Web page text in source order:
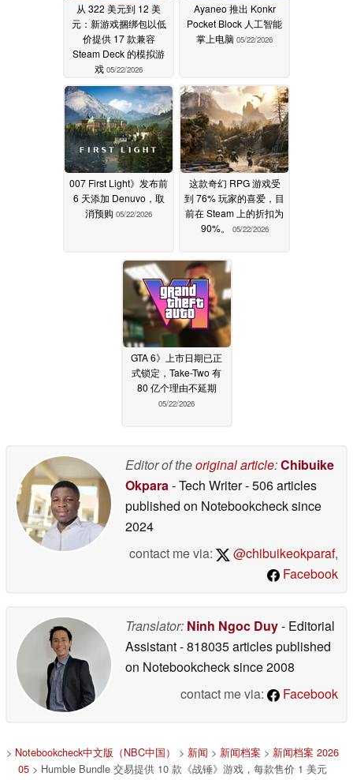
从 322 美元到 12 美
元：新游戏捆绑包以低
价提供 17 款兼容
Steam Deck 的模拟游
戏 05/22/2026
Ayaneo 推出 Konkr
Pocket Block 人工智能
掌上电脑 05/22/2026
007 First Light》发布前
6 天添加 Denuvo，取
消预购 05/22/2026
这款奇幻 RPG 游戏受
到 76% 玩家的喜爱，目
前在 Steam 上的折扣为
90%。
05/22/2026
GTA 6》上市日期已正
式锁定，Take-Two 有
80 亿个理由不延期
05/22/2026
Editor of theoriginal article:Chibuike
Okpara- Tech Writer- 506 articles
published on Notebookchecksince
2024
contact me via:
@chibuikeokparaf,
Facebook
Translator: Ninh Ngoc Duy- Editorial
Assistant- 818035 articles published
on Notebookchecksince 2008
contact me via:
Facebook
> Notebookcheck中文版（NBC中国） > 新闻 > 新闻档案 > 新闻档案 2026
05 > Humble Bundle 交易提供 10 款《战锤》游戏，每款售价 1 美元